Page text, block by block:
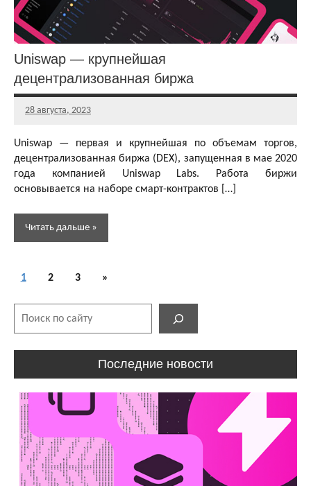
Uniswap — крупнейшая
децентрализованная биржа
28 августа, 2023
Главный
Комментариев
Uniswap — первая и крупнейшая по объемам торгов,
децентрализованная биржа (DEX), запущенная в мае 2020
года компанией Uniswap Labs. Работа биржи
основывается на наборе смарт-контрактов […]
Читать дальше
Децентрализованные
Обзоры
Обзоры
Пагинация
1 2 3
Следующие
»
Последние новости